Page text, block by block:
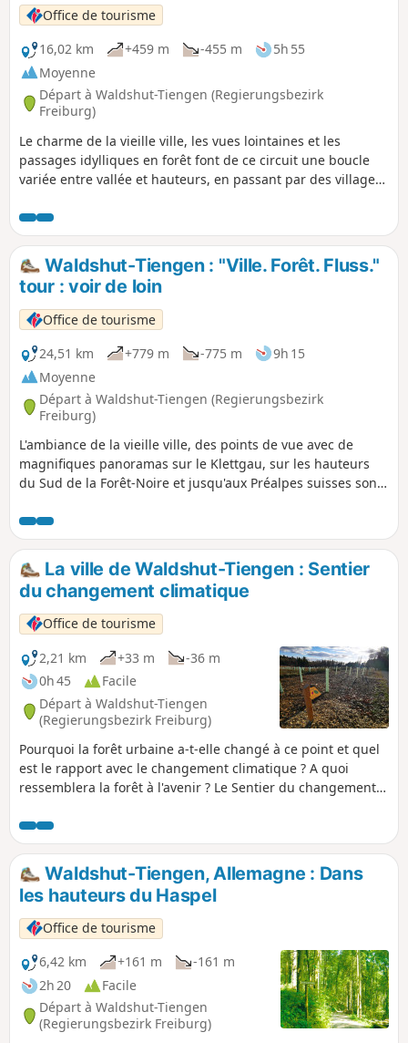
Office de tourisme
16,02 km
+459 m -455 m
5h 55
Moyenne
Départ à Waldshut-Tiengen (Regierungsbezirk
Freiburg)
Le charme de la vieille ville, les vues lointaines et les
passages idylliques en forêt font de ce circuit une boucle
variée entre vallée et hauteurs, en passant par des villages
Waldshut-Tiengen : "Ville. Forêt. Fluss."
tour : voir de loin
Office de tourisme
24,51 km
+779 m -775 m
9h 15
Moyenne
Départ à Waldshut-Tiengen (Regierungsbezirk
Freiburg)
L'ambiance de la vieille ville, des points de vue avec de
magnifiques panoramas sur le Klettgau, sur les hauteurs
du Sud de la Forêt-Noire et jusqu'aux Préalpes suisses sont
ensoleillées et des sections de forêt idylliques alternent
avec de vastes surfaces cultivées. Ce circuit s'adresse à tous
ceux qui aiment le calme et les grands espaces. La curiosité
est éveillée à chaque crête derrière laquelle une vue
panoramique vous attend. Un circuit varié entre vallées et
hauteurs, en passant par des villages paisibles. Le refuge
Alpenblick, qui porte bien son nom lorsque le temps le
permet, est l'endroit idéal pour une pause casse-croûte.
La ville de Waldshut-Tiengen : Sentier
du changement climatique
Office de tourisme
2,21 km
+33 m
-36 m
0h 45
Facile
Départ à Waldshut-Tiengen
(Regierungsbezirk Freiburg)
Pourquoi la forêt urbaine a-t-elle changé à ce point et quel
est le rapport avec le changement climatique ? A quoi
ressemblera la forêt à l'avenir ? Le Sentier du changement
Waldshut-Tiengen, Allemagne : Dans
les hauteurs du Haspel
Office de tourisme
6,42 km
+161 m
-161 m
2h 20
Facile
Départ à Waldshut-Tiengen
(Regierungsbezirk Freiburg)